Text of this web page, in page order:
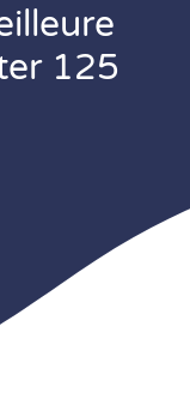
125